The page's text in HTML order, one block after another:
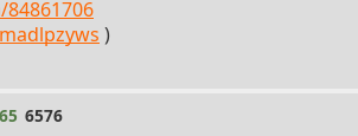
)
65 6576